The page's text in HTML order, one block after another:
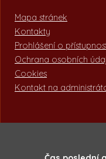
Mapa stránek
Kontakty
Prohlášení o
Ochrana osobních
Cookies
Kontakt na